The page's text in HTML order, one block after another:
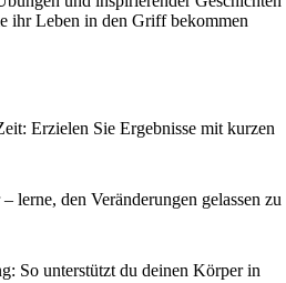
ihr Leben in den Griff bekommen
Erzielen Sie Ergebnisse mit kurzen
lerne, den Veränderungen gelassen zu
So unterstützt du deinen Körper in